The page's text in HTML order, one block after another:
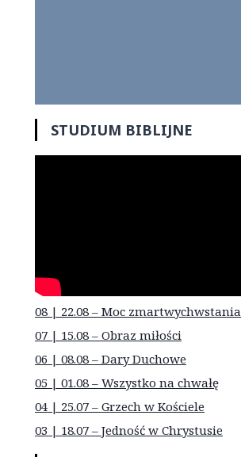
STUDIUM BIBLIJNE
08 | 22.08 – Moc zmartwychwstania
07 | 15.08 – Obraz miłości
06 | 08.08 – Dary Duchowe
05 | 01.08 – Wszystko na chwałę
04 | 25.07 – Grzech w Kościele
03 | 18.07 – Jedność w Chrystusie